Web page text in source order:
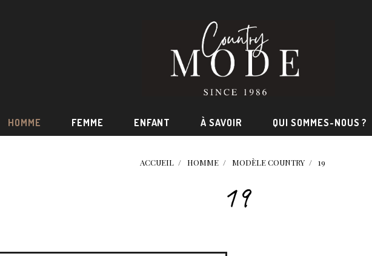
HOMME FEMME ENFANT À SAVOIR QUI SOMMES-NOUS ?
ACCUEIL HOMME MODÈLE COUNTRY 19
19